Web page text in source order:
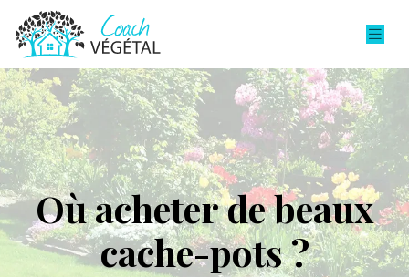
Où acheter de beaux
cache-pots ?